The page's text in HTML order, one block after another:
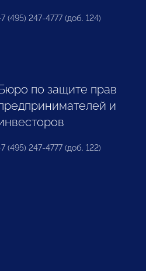
(495) 247-4777 (доб. 124)
по защите прав
и
(495) 247-4777 (доб. 122)